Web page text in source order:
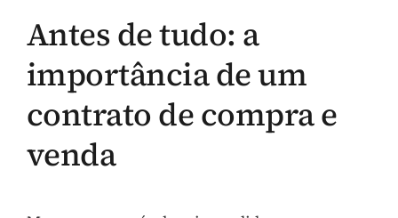
Antes de tudo: a
importância de um
contrato de compra e
venda